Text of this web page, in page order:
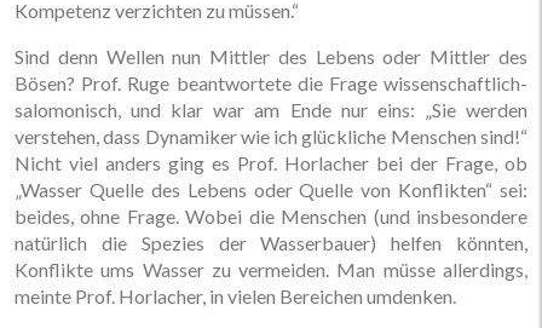
Kompetenz verzichten zu müssen.“
Sind denn Wellen nun Mittler des Lebens oder Mittler des
Bösen? Prof. Ruge beantwortete die Frage wissenschaftlich-
salomonisch, und klar war am Ende nur eins: „Sie werden
verstehen, dass Dynamiker wie ich glückliche Menschen sind!“
Nicht viel anders ging es Prof. Horlacher bei der Frage, ob
„Wasser Quelle des Lebens oder Quelle von Konflikten“ sei:
beides, ohne Frage. Wobei die Menschen (und insbesondere
natürlich die Spezies der Wasserbauer) helfen könnten,
Konflikte ums Wasser zu vermeiden. Man müsse allerdings,
meinte Prof. Horlacher, in vielen Bereichen umdenken.